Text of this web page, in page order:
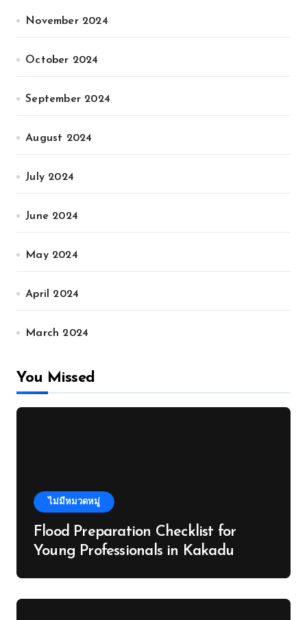
November 2024
October 2024
September 2024
August 2024
July 2024
June 2024
May 2024
April 2024
March 2024
You Missed
ไม่มีหมวดหมู่
Flood Preparation Checklist for
Young Professionals in Kakadu